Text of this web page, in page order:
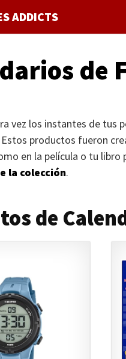
ADDICTS
de
vez los instantes de tus
Estos productos fueron
en la película o tu
la colección.
de